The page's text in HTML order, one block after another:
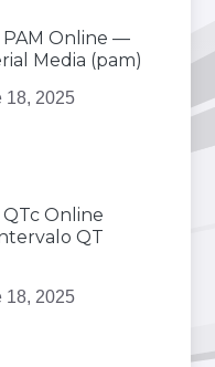
PAM Online —
Media (pam)
18, 2025
Online
QT
18, 2025